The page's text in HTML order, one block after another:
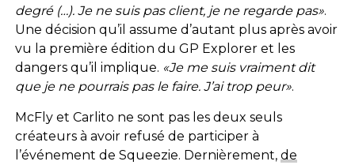
degré (…). Je ne suis pas client, je ne regarde pas».
Une décision qu’il assume d’autant plus après avoir
vu la première édition du GP Explorer et les
dangers qu’il implique. «Je me suis vraiment dit
que je ne pourrais pas le faire. J’ai trop peur».
McFly et Carlito ne sont pas les deux seuls
créateurs à avoir refusé de participer à
l’événement de Squeezie. Dernièrement, de